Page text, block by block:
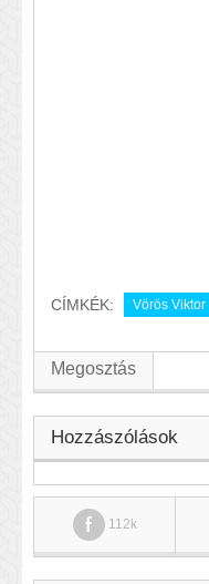
CÍMKÉK: Vörös Viktor
Megosztás
Hozzászólások
112k